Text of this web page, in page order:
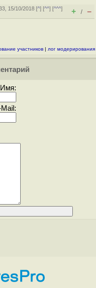
15/10/2018 [^] [^^] [^^^]
+ / –
участников | лог модерирования
Имя:
Mail: